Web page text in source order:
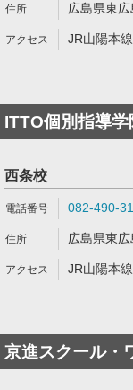
広島県東
JR山陽本
ITTO個別指導学
西条校
082-490-
広島県東
JR山陽本
京進スクール・